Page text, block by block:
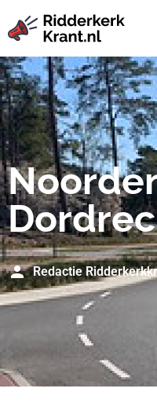
Redactie